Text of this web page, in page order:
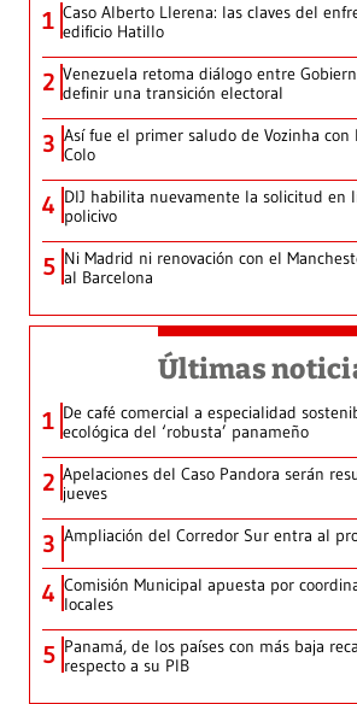
1 Caso Alberto Llerena: las claves del
edificio Hatillo
2 Venezuela retoma diálogo entre
definir una transición electoral
3 Así fue el primer saludo de Vozinha con
Colo
4 DIJ habilita nuevamente la solicitud en
policivo
5 Ni Madrid ni renovación con el
al Barcelona
Últimas
1 De café comercial a especialidad
ecológica del ‘robusta’ panameño
2 Apelaciones del Caso Pandora serán
jueves
3 Ampliación del Corredor Sur entra al
4 Comisión Municipal apuesta por
locales
5 Panamá, de los países con más baja
respecto a su PIB